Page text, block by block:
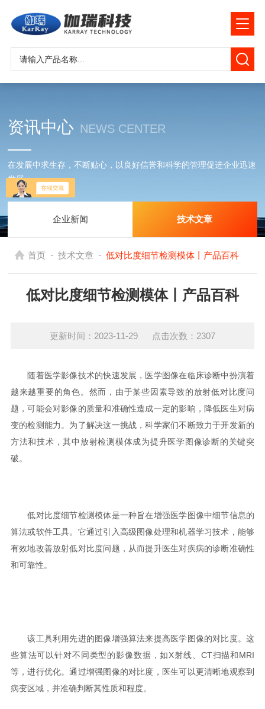
资讯中心 NEWS CENTER
在发展中求生存，不断贴心，以良好信誉和科学的管理促进企业迅速
发展
企业新闻 技术文章
首页 - 技术文章 - 低对比度细节检测模体丨产品百科
低对比度细节检测模体丨产品百科
更新时间：2023-11-29 点击次数：2307
随着医学影像技术的快速发展，医学图像在临床诊断中扮演着
越来越重要的角色。然而，由于某些因素导致的放射低对比度问
题，可能会对影像的质量和准确性造成一定的影响，降低医生对病
变的检测能力。为了解决这一挑战，科学家们不断致力于开发新的
方法和技术，其中放射检测模体成为提升医学图像诊断的关键突
破。
低对比度细节检测模体是一种旨在增强医学图像中细节信息的
算法或软件工具。它通过引入高级图像处理和机器学习技术，能够
有效地改善放射低对比度问题，从而提升医生对疾病的诊断准确性
和可靠性。
该工具利用先进的图像增强算法来提高医学图像的对比度。这
些算法可以针对不同类型的影像数据，如X射线、CT扫描和MRI
等，进行优化。通过增强图像的对比度，医生可以更清晰地观察到
病变区域，并准确判断其性质和程度。